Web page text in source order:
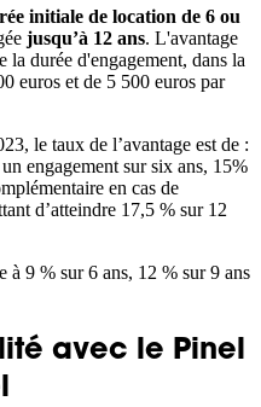
initiale de location de 6 ou
jusqu’à 12 ans. L'avantage
la durée d'engagement, dans la
euros et de 5 500 euros par
le taux de l’avantage est de :
engagement sur six ans, 15%
en cas de
d’atteindre 17,5 % sur 12
à 9 % sur 6 ans, 12 % sur 9 ans
avec le Pinel